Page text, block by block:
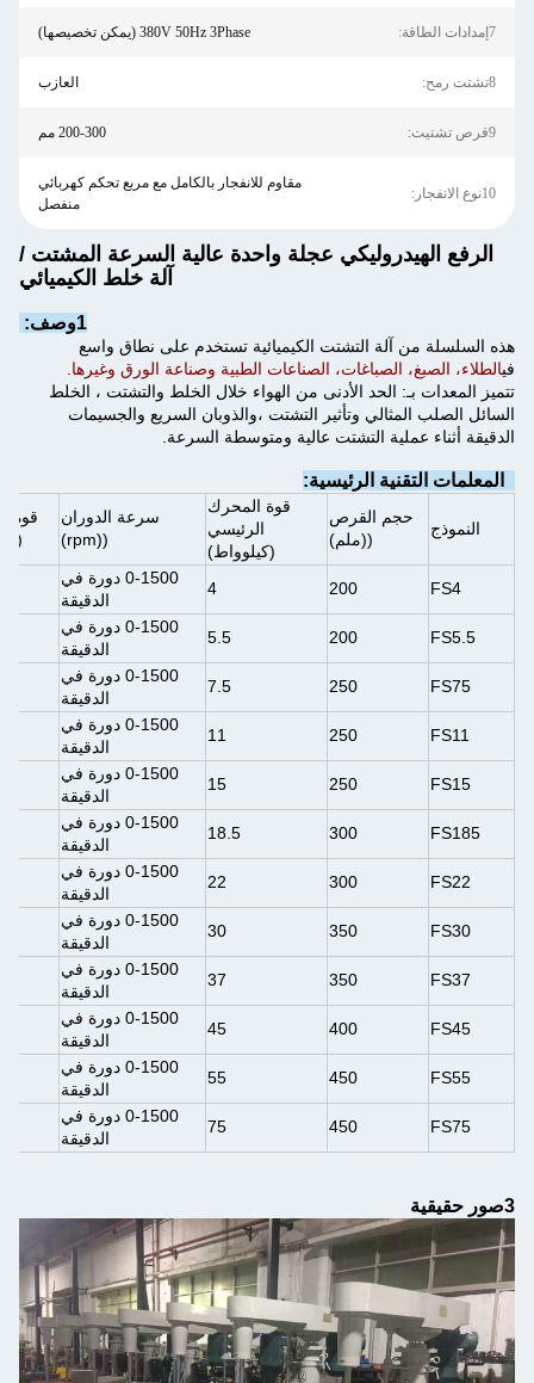
7إمدادات الطاقة: 380V 50Hz 3Phase (يمكن تخصيصها)
8تشتت رمح: العازب
9قرص تشتيت: 200-300 مم
10نوع الانفجار:
مقاوم للانفجار بالكامل مع مربع تحكم كهربائي
منفصل
الرفع الهيدروليكي عجلة واحدة عالية السرعة المشتت /
آلة خلط الكيميائي
1وصف:
هذه السلسلة من آلة التشتت الكيميائية تستخدم على نطاق واسع
فيالطلاء، الصبغ، الصباغات، الصناعات الطبية وصناعة الورق وغيرها.
تتميز المعدات بـ: الحد الأدنى من الهواء خلال الخلط والتشتت ، الخلط
السائل الصلب المثالي وتأثير التشتت ،والذوبان السريع والجسيمات
الدقيقة أثناء عملية التشتت عالية ومتوسطة السرعة.
النموذج
حجم القرص
((ملم)
قوة المحرك
الرئيسي
(كيلوواط)
سرعة الدوران
((rpm)
قوة
FS4
200
4
0-1500 دورة في
الدقيقة
FS5.5
200
5.5
0-1500 دورة في
الدقيقة
FS75
250
7.5
0-1500 دورة في
الدقيقة
FS11
250
11
0-1500 دورة في
الدقيقة
FS15
250
15
0-1500 دورة في
الدقيقة
FS185
300
18.5
0-1500 دورة في
الدقيقة
FS22
300
22
0-1500 دورة في
الدقيقة
FS30
350
30
0-1500 دورة في
الدقيقة
FS37
350
37
0-1500 دورة في
الدقيقة
FS45
400
45
0-1500 دورة في
الدقيقة
FS55
450
55
0-1500 دورة في
الدقيقة
FS75
450
75
0-1500 دورة في
الدقيقة
3صور حقيقية